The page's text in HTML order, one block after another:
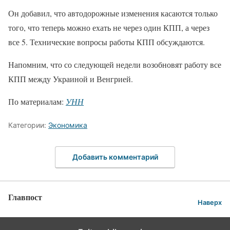
Он добавил, что автодорожные изменения касаются только
того, что теперь можно ехать не через один КПП, а через
все 5. Технические вопросы работы КПП обсуждаются.
Напомним, что со следующей недели возобновят работу все
КПП между Украиной и Венгрией.
По материалам: УНН
Категории: Экономика
Добавить комментарий
Главпост Наверх